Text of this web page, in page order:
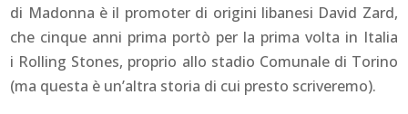
di Madonna è il promoter di origini libanesi David Zard,
che cinque anni prima portò per la prima volta in Italia
i Rolling Stones, proprio allo stadio Comunale di Torino
(ma questa è un’altra storia di cui presto scriveremo).